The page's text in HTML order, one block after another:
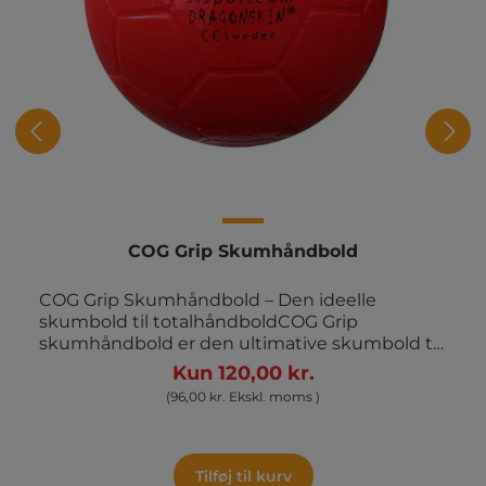
COG Grip Skumhåndbold
COG Grip Skumhåndbold – Den ideelle
skumbold til totalhåndboldCOG Grip
skumhåndbold er den ultimative skumbold til
børnehåndbold, specielt velegnet til
konceptet totalhåndbold, som fokuserer på at
introducere håndbold til de yngste spillere.
g, hvilket gør den let og håndterbar for børn.
Takket være sin "dragonskin" coating er COG
Kun 120,00 kr.
(96,00 kr. Ekskl. moms )
Tilføj til kurv